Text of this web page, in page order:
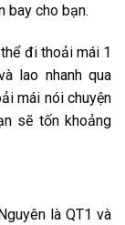
bay cho bạn.
đi thoải mái 1
lao nhanh qua
mái nói chuyện
sẽ tốn khoảng
là QT1 và